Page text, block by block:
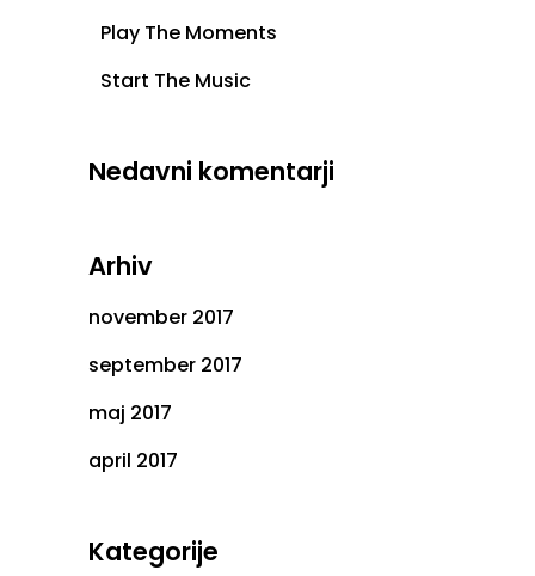
Play The Moments
Start The Music
Nedavni komentarji
Arhiv
november 2017
september 2017
maj 2017
april 2017
Kategorije